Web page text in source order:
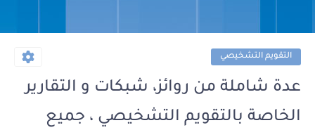
التقويم التشخيصي
عدة شاملة من روائز، شبكات و التقارير
الخاصة بالتقويم التشخيصي ، جميع